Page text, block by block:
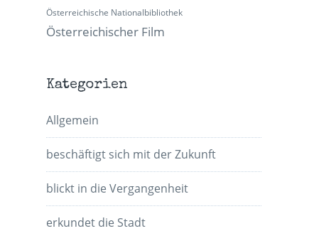
Österreichische Nationalbibliothek
Österreichischer Film
Kategorien
Allgemein
beschäftigt sich mit der Zukunft
blickt in die Vergangenheit
erkundet die Stadt